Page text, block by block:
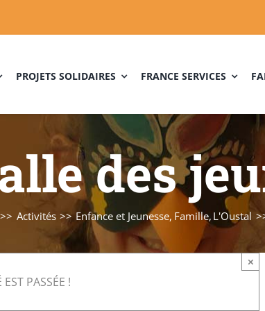
PROJETS SOLIDAIRES FRANCE SERVICES
des
Activités Enfance et Jeunesse Famille L'Oustal
EST PASSÉE !
×